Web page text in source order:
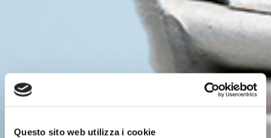
Questo sito web utilizza i cookie